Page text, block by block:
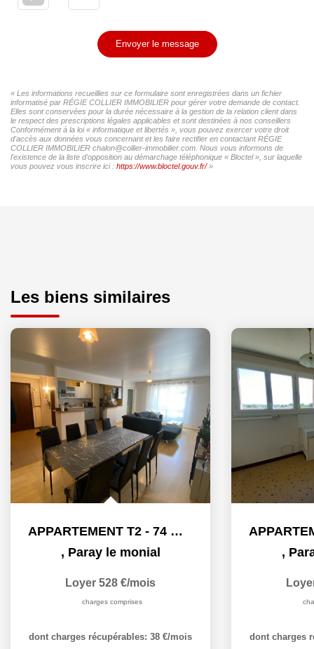
Envoyer le message
« Les informations recueillies sur ce formulaire sont enregistrées dans un fichier
informatisé par RÉGIE COLLIER IMMOBILIER pour gérer votre demande de contact.
Elles sont conservées pour la durée nécessaire à la gestion de la relation client dans
le respect des prescriptions légales applicables et sont destinées à nos conseillers
Conformément à la loi « informatique et libertés », vous pouvez exercer votre droit
d'accès aux données vous concernant et les faire rectifier en contactant RÉGIE
COLLIER IMMOBILIER chalon@collier-immobilier.com. Nous vous informons de
l'existence de la liste d'opposition au démarchage téléphonique « Bloctel », sur laquelle
vous pouvez vous inscrire ici : https://www.bloctel.gouv.fr/»
Les biens similaires
APPARTEMENT T2 - 74 M² - PARAY LE MONIAL
, Paray le monial
Loyer 528 €/mois
charges comprises
dont charges récupérables: 38 €/mois
,
dont charges